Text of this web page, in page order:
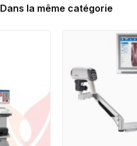
Dans la même catégorie